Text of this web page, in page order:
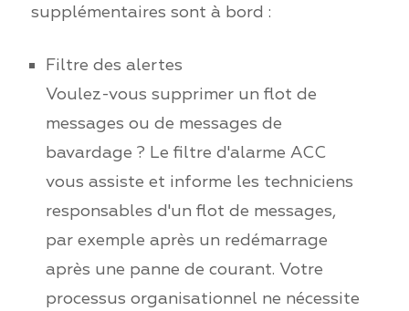
supplémentaires sont à bord :
Filtre des alertes
Voulez-vous supprimer un flot de
messages ou de messages de
bavardage ? Le filtre d'alarme ACC
vous assiste et informe les techniciens
responsables d'un flot de messages,
par exemple après un redémarrage
après une panne de courant. Votre
processus organisationnel ne nécessite